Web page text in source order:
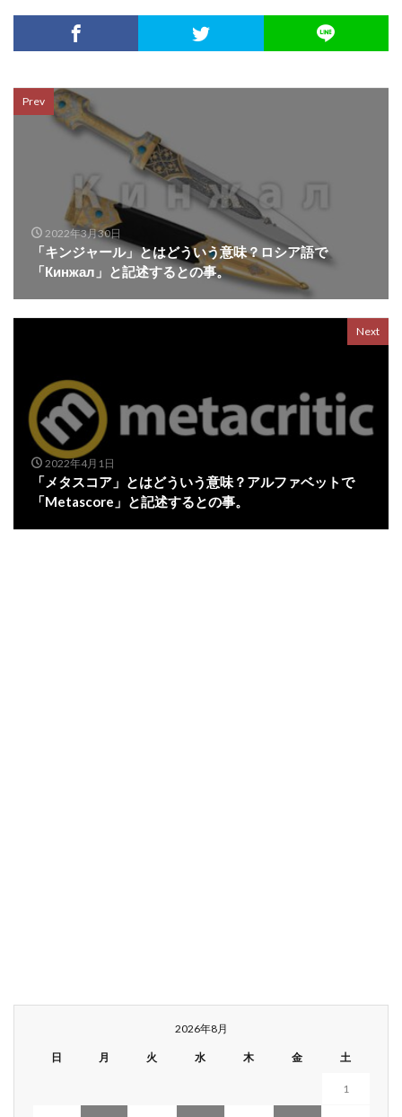
Prev
2022年3月30日
「キンジャール」とはどういう意味？ロシア語で
「Кинжал」と記述するとの事。
Next
2022年4月1日
「メタスコア」とはどういう意味？アルファベットで
「Metascore」と記述するとの事。
2026年8月
日 月 火 水 木 金 土
1